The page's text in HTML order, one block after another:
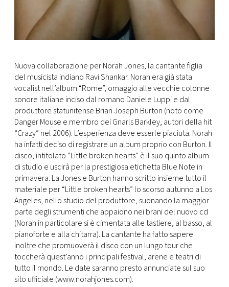
Nuova collaborazione per Norah Jones, la cantante figlia
del musicista indiano Ravi Shankar. Norah era già stata
vocalist nell’album “Rome”, omaggio alle vecchie colonne
sonore italiane inciso dal romano Daniele Luppi e dal
produttore statunitense Brian Joseph Burton (noto come
Danger Mouse e membro dei Gnarls Barkley, autori della hit
“Crazy” nel 2006). L’esperienza deve esserle piaciuta: Norah
ha infatti deciso di registrare un album proprio con Burton. Il
disco, intitolato “Little broken hearts” è il suo quinto album
di studio e uscirà per la prestigiosa etichetta Blue Note in
primavera. La Jones e Burton hanno scritto insieme tutto il
materiale per “Little broken hearts” lo scorso autunno a Los
Angeles, nello studio del produttore, suonando la maggior
parte degli strumenti che appaiono nei brani del nuovo cd
(Norah in particolare si è cimentata alle tastiere, al basso, al
pianoforte e alla chitarra). La cantante ha fatto sapere
inoltre che promuoverà il disco con un lungo tour che
toccherà quest’anno i principali festival, arene e teatri di
tutto il mondo. Le date saranno presto annunciate sul suo
sito ufficiale (www.norahjones.com).